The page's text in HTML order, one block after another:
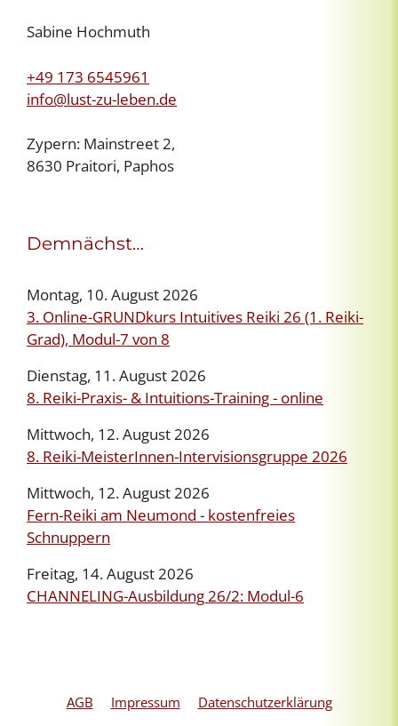
Sabine Hochmuth
+49 173 6545961
info@lust-zu-leben.de
Zypern: Mainstreet 2,
8630 Praitori, Paphos
Demnächst…
Montag, 10. August 2026
3. Online-GRUNDkurs Intuitives Reiki 26 (1. Reiki-
Grad), Modul-7 von 8
Dienstag, 11. August 2026
8. Reiki-Praxis- & Intuitions-Training - online
Mittwoch, 12. August 2026
8. Reiki-MeisterInnen-Intervisionsgruppe 2026
Mittwoch, 12. August 2026
Fern-Reiki am Neumond - kostenfreies
Schnuppern
Freitag, 14. August 2026
CHANNELING-Ausbildung 26/2: Modul-6
AGB Impressum Datenschutzerklärung